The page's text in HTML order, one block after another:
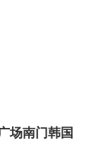
场南门韩国